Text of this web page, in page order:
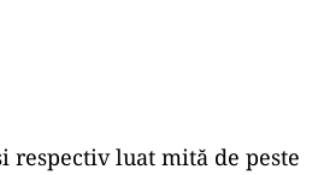
respectiv luat mită de peste